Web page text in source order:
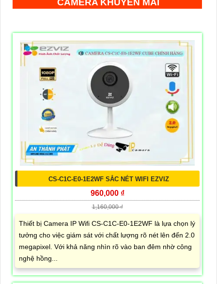
CS-C1C-E0-1E2WF SẮC NÉT WIFI EZVIZ
960,000 ₫
1,160,000 ₫
Thiết bị Camera IP Wifi CS-C1C-E0-1E2WF là lựa chọn lý
tưởng cho việc giám sát với chất lượng rõ nét lên đến 2.0
megapixel. Với khả năng nhìn rõ vào ban đêm nhờ công
nghệ hồng...